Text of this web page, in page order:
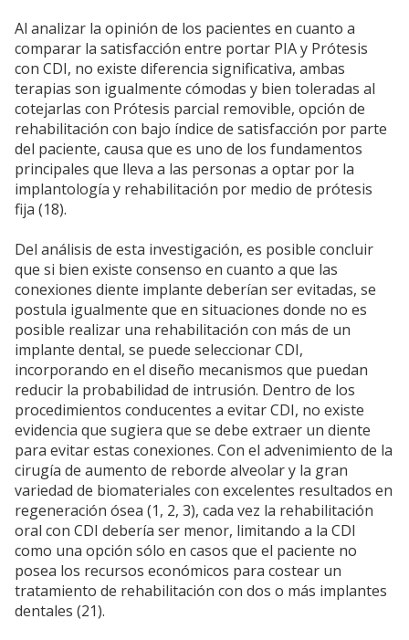
Al analizar la opinión de los pacientes en cuanto a
comparar la satisfacción entre portar PIA y Prótesis
con CDI, no existe diferencia significativa, ambas
terapias son igualmente cómodas y bien toleradas al
cotejarlas con Prótesis parcial removible, opción de
rehabilitación con bajo índice de satisfacción por parte
del paciente, causa que es uno de los fundamentos
principales que lleva a las personas a optar por la
implantología y rehabilitación por medio de prótesis
fija (18).
Del análisis de esta investigación, es posible concluir
que si bien existe consenso en cuanto a que las
conexiones diente implante deberían ser evitadas, se
postula igualmente que en situaciones donde no es
posible realizar una rehabilitación con más de un
implante dental, se puede seleccionar CDI,
incorporando en el diseño mecanismos que puedan
reducir la probabilidad de intrusión. Dentro de los
procedimientos conducentes a evitar CDI, no existe
evidencia que sugiera que se debe extraer un diente
para evitar estas conexiones. Con el advenimiento de la
cirugía de aumento de reborde alveolar y la gran
variedad de biomateriales con excelentes resultados en
regeneración ósea (1, 2, 3), cada vez la rehabilitación
oral con CDI debería ser menor, limitando a la CDI
como una opción sólo en casos que el paciente no
posea los recursos económicos para costear un
tratamiento de rehabilitación con dos o más implantes
dentales (21).